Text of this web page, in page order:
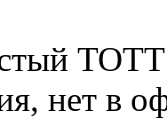
ТОТТ
нет в